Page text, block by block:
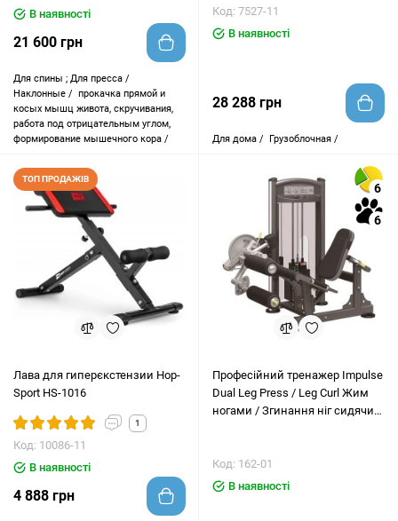
В наявності
21 600 грн
Для спины ; Для пресса /
Наклонные / прокачка прямой и
косых мышц живота, скручивания,
работа под отрицательным углом,
формирование мышечного кора /
Код: 7527-11
В наявності
28 288 грн
Для дома / Грузоблочная /
ТОП ПРОДАЖІВ
Лава для гиперєкстензии Hop-
Sport HS-1016
1
Код: 10086-11
В наявності
4 888 грн
6
6
Професійний тренажер Impulse
Dual Leg Press / Leg Curl Жим
ногами / Згинання ніг сидячи
Код: 162-01
В наявності